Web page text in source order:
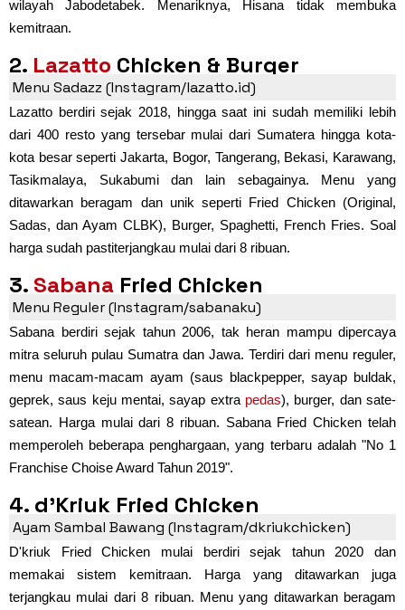
wilayah Jabodetabek. Menariknya, Hisana tidak membuka
kemitraan.
2. Lazatto Chicken & Burger
Menu Sadazz (Instagram/lazatto.id)
Lazatto berdiri sejak 2018, hingga saat ini sudah memiliki lebih
dari 400 resto yang tersebar mulai dari Sumatera hingga kota-
kota besar seperti Jakarta, Bogor, Tangerang, Bekasi, Karawang,
Tasikmalaya, Sukabumi dan lain sebagainya. Menu yang
ditawarkan beragam dan unik seperti Fried Chicken (Original,
Sadas, dan Ayam CLBK), Burger, Spaghetti, French Fries. Soal
harga sudah pastiterjangkau mulai dari 8 ribuan.
3. Sabana Fried Chicken
Menu Reguler (Instagram/sabanaku)
Sabana berdiri sejak tahun 2006, tak heran mampu dipercaya
mitra seluruh pulau Sumatra dan Jawa. Terdiri dari menu reguler,
menu macam-macam ayam (saus blackpepper, sayap buldak,
geprek, saus keju mentai, sayap extra pedas), burger, dan sate-
satean. Harga mulai dari 8 ribuan. Sabana Fried Chicken telah
memperoleh beberapa penghargaan, yang terbaru adalah "No 1
Franchise Choise Award Tahun 2019".
4. d'Kriuk Fried Chicken
Ayam Sambal Bawang (Instagram/dkriukchicken)
D'kriuk Fried Chicken mulai berdiri sejak tahun 2020 dan
memakai sistem kemitraan. Harga yang ditawarkan juga
terjangkau mulai dari 8 ribuan. Menu yang ditawarkan beragam